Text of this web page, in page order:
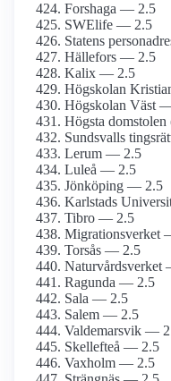
Forshaga — 2.5
SWElife — 2.5
Statens
Hällefors — 2.5
Kalix — 2.5
Högskolan
Högskolan Väst
Högsta
Sundsvalls
Lerum — 2.5
Luleå — 2.5
Jönköping — 2.5
Karlstads
Tibro — 2.5
Migrationsverket
Torsås — 2.5
Naturvårdsverket
Ragunda — 2.5
Sala — 2.5
Salem — 2.5
Valdemarsvik —
Skellefteå — 2.5
Vaxholm — 2.5